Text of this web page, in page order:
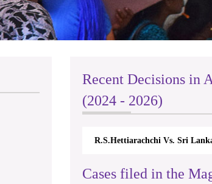
Recent Decisions in
(2024 - 2026)
R.S.Hettiarachchi Vs. Sri
Cases filed in the